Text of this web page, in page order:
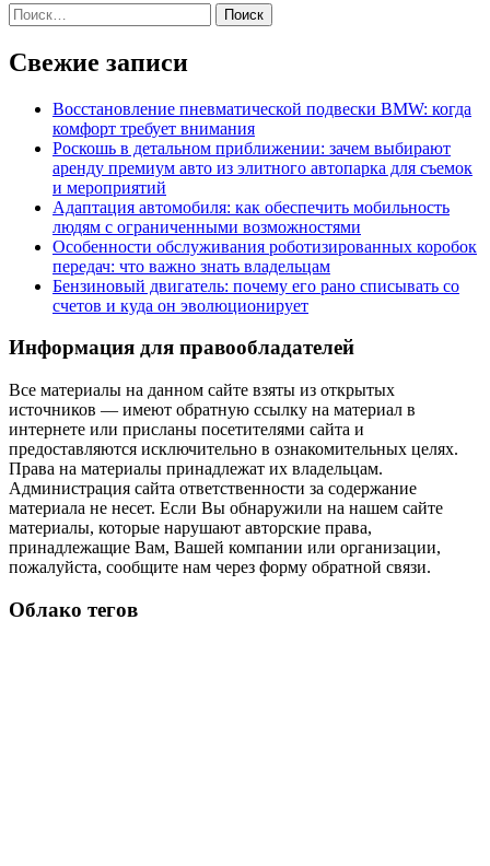
Найти:
Свежие записи
Восстановление пневматической подвески BMW: когда
комфорт требует внимания
Роскошь в детальном приближении: зачем выбирают
аренду премиум авто из элитного автопарка для съемок
и мероприятий
Адаптация автомобиля: как обеспечить мобильность
людям с ограниченными возможностями
Особенности обслуживания роботизированных коробок
передач: что важно знать владельцам
Бензиновый двигатель: почему его рано списывать со
счетов и куда он эволюционирует
Информация для правообладателей
Все материалы на данном сайте взяты из открытых
источников — имеют обратную ссылку на материал в
интернете или присланы посетителями сайта и
предоставляются исключительно в ознакомительных целях.
Права на материалы принадлежат их владельцам.
Администрация сайта ответственности за содержание
материала не несет. Если Вы обнаружили на нашем сайте
материалы, которые нарушают авторские права,
принадлежащие Вам, Вашей компании или организации,
пожалуйста, сообщите нам через форму обратной связи.
Облако тегов